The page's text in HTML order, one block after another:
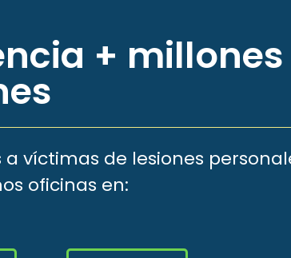
+ millones
víctimas de lesiones
oficinas en: